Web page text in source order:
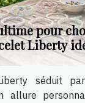
pour
Liberty
séduit
allure